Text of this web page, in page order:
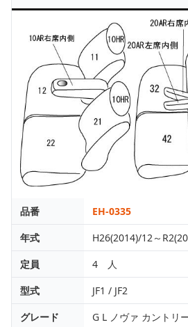
品番
EH-0335
年式
H26(2014)/12～
定員
4 人
型式
JF1 / JF2
グレード
G L ノヴァ カントリ